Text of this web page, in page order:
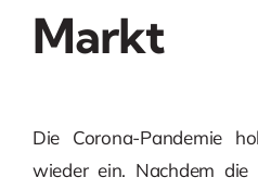
Markt
Die Corona-Pandemie
wieder ein. Nachdem